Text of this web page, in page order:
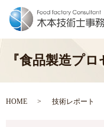
『食品製造プ
HOME 技術レポート